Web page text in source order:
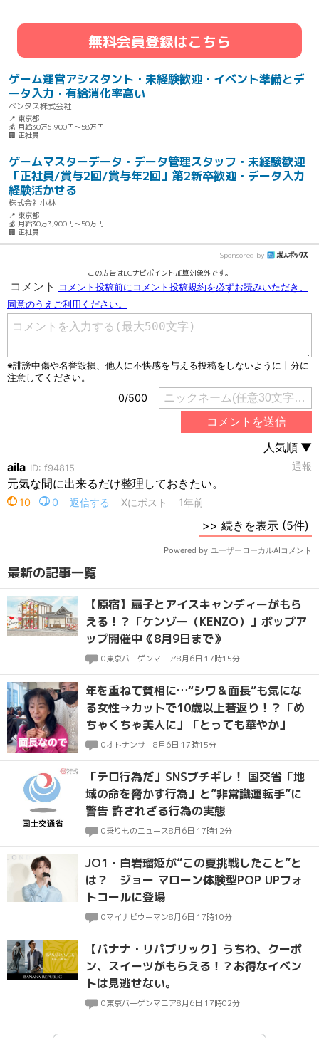
無料会員登録はこちら
ゲーム運営アシスタント・未経験歓迎・イベント準備とデ
ータ入力・有給消化率高い
ベンタス株式会社
📍 東京都
💰 月給30万6,900円～58万円
🏢 正社員
ゲームマスターデータ・データ管理スタッフ・未経験歓迎
「正社員/賞与2回/賞与年2回」第2新卒歓迎・データ入力
経験活かせる
株式会社小林
📍 東京都
💰 月給30万3,900円～50万円
🏢 正社員
Sponsored by
この広告はECナビポイント加算対象外です。
最新の記事一覧
【原宿】扇子とアイスキャンディーがもら
える！？「ケンゾー（KENZO）」ポップア
ップ開催中《8月9日まで》
0東京バーゲンマニア8月6日 17時15分
年を重ねて貧相に…“シワ＆面長”も気にな
る女性→カットで10歳以上若返り！？「め
ちゃくちゃ美人に」「とっても華やか」
0オトナンサー8月6日 17時15分
「テロ行為だ」SNSブチギレ！ 国交省「地
域の命を脅かす行為」と”非常識運転手”に
警告 許されざる行為の実態
0乗りものニュース8月6日 17時12分
JO1・白岩瑠姫が“この夏挑戦したこと”と
は？ ジョー マローン体験型POP UPフォ
トコールに登場
0マイナビウーマン8月6日 17時10分
【バナナ・リパブリック】うちわ、クーポ
ン、スイーツがもらえる！？お得なイベン
トは見逃せない。
0東京バーゲンマニア8月6日 17時02分